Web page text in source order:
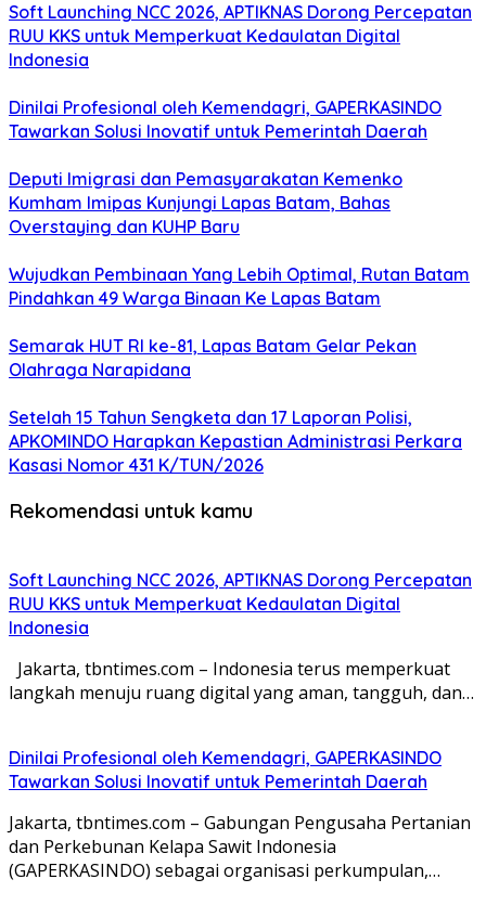
Soft Launching NCC 2026, APTIKNAS Dorong Percepatan
RUU KKS untuk Memperkuat Kedaulatan Digital
Indonesia
Dinilai Profesional oleh Kemendagri, GAPERKASINDO
Tawarkan Solusi Inovatif untuk Pemerintah Daerah
Deputi Imigrasi dan Pemasyarakatan Kemenko
Kumham Imipas Kunjungi Lapas Batam, Bahas
Overstaying dan KUHP Baru
Wujudkan Pembinaan Yang Lebih Optimal, Rutan Batam
Pindahkan 49 Warga Binaan Ke Lapas Batam
Semarak HUT RI ke-81, Lapas Batam Gelar Pekan
Olahraga Narapidana
Setelah 15 Tahun Sengketa dan 17 Laporan Polisi,
APKOMINDO Harapkan Kepastian Administrasi Perkara
Kasasi Nomor 431 K/TUN/2026
Rekomendasi untuk kamu
Soft Launching NCC 2026, APTIKNAS Dorong Percepatan
RUU KKS untuk Memperkuat Kedaulatan Digital
Indonesia
Jakarta, tbntimes.com – Indonesia terus memperkuat
langkah menuju ruang digital yang aman, tangguh, dan…
Dinilai Profesional oleh Kemendagri, GAPERKASINDO
Tawarkan Solusi Inovatif untuk Pemerintah Daerah
Jakarta, tbntimes.com – Gabungan Pengusaha Pertanian
dan Perkebunan Kelapa Sawit Indonesia
(GAPERKASINDO) sebagai organisasi perkumpulan,…